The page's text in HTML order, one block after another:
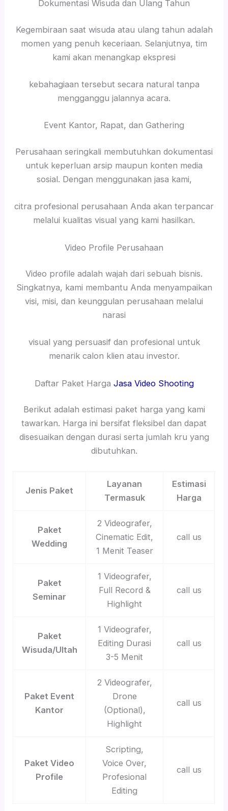
Dokumentasi Wisuda dan Ulang Tahun
Kegembiraan saat wisuda atau ulang tahun adalah
momen yang penuh keceriaan. Selanjutnya, tim
kami akan menangkap ekspresi
kebahagiaan tersebut secara natural tanpa
mengganggu jalannya acara.
Event Kantor, Rapat, dan Gathering
Perusahaan seringkali membutuhkan dokumentasi
untuk keperluan arsip maupun konten media
sosial. Dengan menggunakan jasa kami,
citra profesional perusahaan Anda akan terpancar
melalui kualitas visual yang kami hasilkan.
Video Profile Perusahaan
Video profile adalah wajah dari sebuah bisnis.
Singkatnya, kami membantu Anda menyampaikan
visi, misi, dan keunggulan perusahaan melalui
narasi
visual yang persuasif dan profesional untuk
menarik calon klien atau investor.
Daftar Paket Harga Jasa Video Shooting
Berikut adalah estimasi paket harga yang kami
tawarkan. Harga ini bersifat fleksibel dan dapat
disesuaikan dengan durasi serta jumlah kru yang
dibutuhkan.
Jenis Paket
Layanan
Termasuk
Estimasi
Harga
Paket
Wedding
2 Videografer,
Cinematic Edit,
1 Menit Teaser
call us
Paket
Seminar
1 Videografer,
Full Record &
Highlight
call us
Paket
Wisuda/Ultah
1 Videografer,
Editing Durasi
3-5 Menit
call us
Paket Event
Kantor
2 Videografer,
Drone
(Optional),
Highlight
call us
Paket Video
Profile
Scripting,
Voice Over,
Profesional
Editing
call us